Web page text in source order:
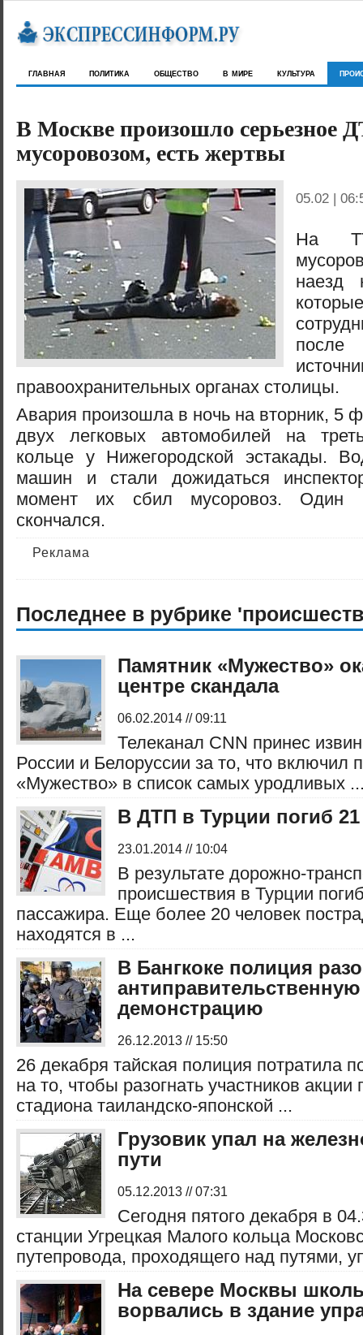
главная политика общество в мире культура
В Москве произошло серьезное
мусоровозом, есть жертвы
05.02 |
На
наезд
правоохранительных органах столицы.
Авария произошла в ночь на вторник, 5
двух легковых автомобилей на
кольце у Нижегородской эстакады.
машин и стали дожидаться
момент их сбил мусоровоз. Один
скончался.
Реклама
Последнее в рубрике
Памятник «Мужество»
центре скандала
06.02.2014 // 09:11
Телеканал CNN принес
России и Белоруссии за то, что включил
«Мужество» в список самых уродливых
В ДТП в Турции погиб 21
23.01.2014 // 10:04
В результате дорожно-
происшествия в Турции
пассажира. Еще более 20 человек
находятся в ...
В Бангкоке полиция
антиправительственную
демонстрацию
26.12.2013 // 15:50
26 декабря тайская полиция потратила
на то, чтобы разогнать участников акции
стадиона таиландско-японской ...
Грузовик упал на
пути
05.12.2013 // 07:31
Сегодня пятого декабря в
станции Угрецкая Малого кольца
путепровода, проходящего над путями,
На севере Москвы
ворвались в здание